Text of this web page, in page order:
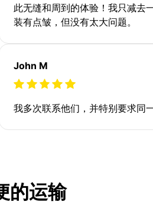
此无缝和周到的体验！我只减去
装有点皱，但没有太大问题。
John M
我多次联系他们，并特别要求同
的运输